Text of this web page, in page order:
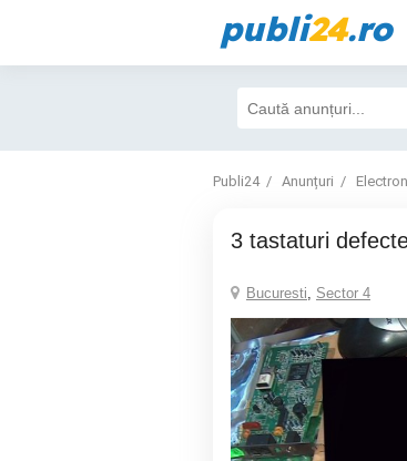
publi24.ro
Publi24 Anunțuri
3 tastaturi
Bucuresti, Sector 4